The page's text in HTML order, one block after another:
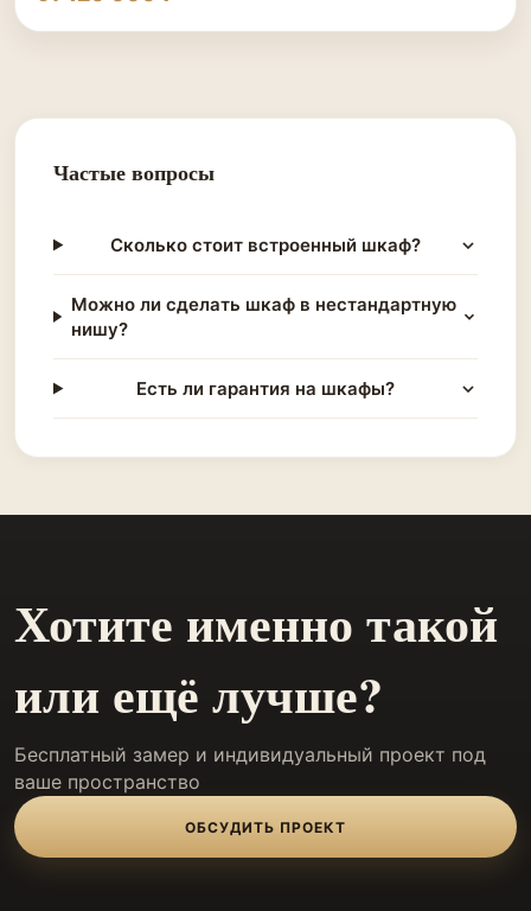
Частые вопросы
Сколько стоит встроенный шкаф?
Можно ли сделать шкаф в нестандартную
нишу?
Есть ли гарантия на шкафы?
Хотите именно такой
или ещё лучше?
Бесплатный замер и индивидуальный проект под
ваше пространство
ОБСУДИТЬ ПРОЕКТ